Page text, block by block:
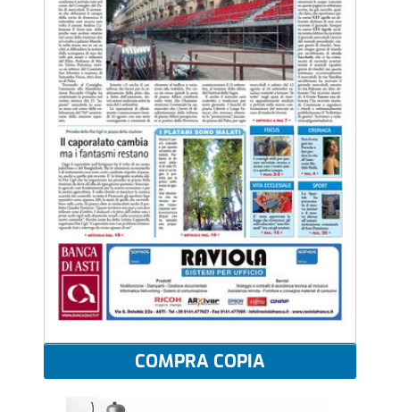
COMPRA COPIA